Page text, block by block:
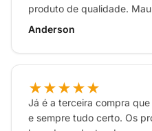
produto de qualidade.
Anderson
★★★★★
Já é a terceira compra que
e sempre tudo certo. Os